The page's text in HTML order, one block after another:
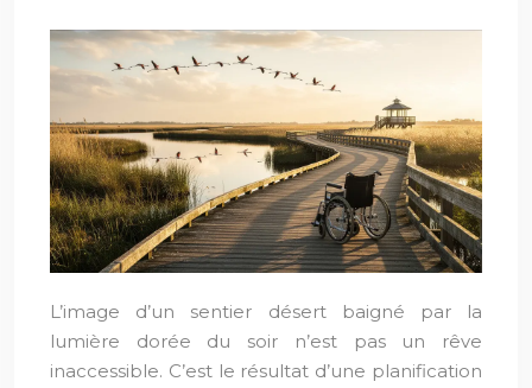
L’image d’un sentier désert baigné par la
lumière dorée du soir n’est pas un rêve
inaccessible. C’est le résultat d’une planification